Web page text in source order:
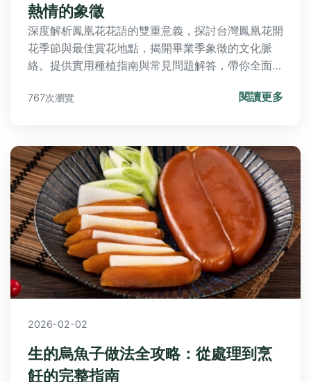
熱情的象徵
深度解析鳳凰花花語的雙重意義，探討台灣鳳凰花開
花季節與最佳賞花地點，揭開畢業季象徵的文化脈
絡。提供實用種植指南與常見問題解答，帶你全面認
767次瀏覽 閱讀更多
2026-02-02
生的烏魚子做法全攻略：從處理到烹
飪的完整指南